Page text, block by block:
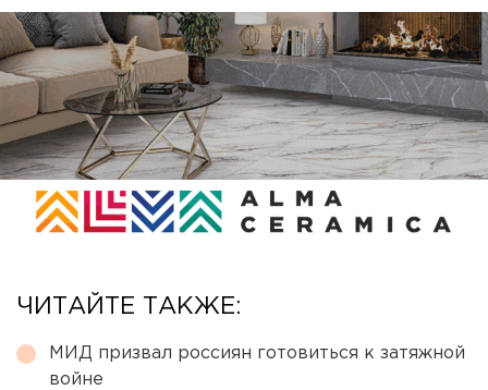
ЧИТАЙТЕ ТАКЖЕ:
МИД призвал россиян готовиться к затяжной
войне